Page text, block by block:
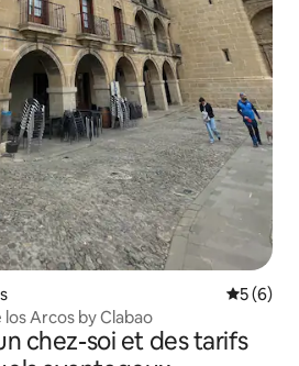
5 (6)
Arcos by Clabao
chez-soi et des tarifs